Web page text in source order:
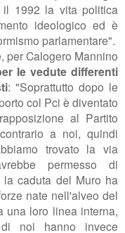
il 1992 la vita politica
ideologico ed è
parlamentare".
per Calogero Mannino
le vedute differenti
: "Soprattutto dopo le
col Pci è diventato
al Partito
a noi, quindi
trovato la via
permesso di
caduta del Muro ha
nate nell'alveo del
una loro linea interna,
di noi hanno invece